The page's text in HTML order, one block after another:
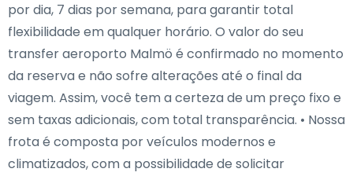
por dia, 7 dias por semana, para garantir total
flexibilidade em qualquer horário. O valor do seu
transfer aeroporto Malmö é confirmado no momento
da reserva e não sofre alterações até o final da
viagem. Assim, você tem a certeza de um preço fixo e
sem taxas adicionais, com total transparência. • Nossa
frota é composta por veículos modernos e
climatizados, com a possibilidade de solicitar